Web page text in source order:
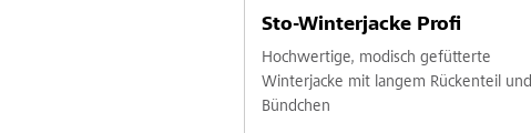
Sto-Winterjacke Profi
Hochwertige, modisch gefütterte
Winterjacke mit langem Rückenteil und
Bündchen